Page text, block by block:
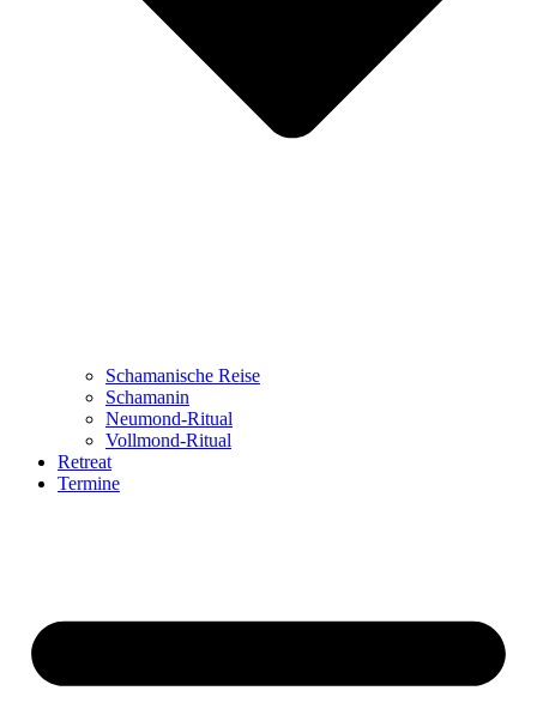
Schamanische Reise
Schamanin
Neumond-Ritual
Vollmond-Ritual
Retreat
Termine